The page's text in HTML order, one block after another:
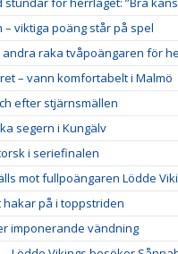
viktiga poäng står på spel
andra raka tvåpoängaren för
– vann komfortabelt i Malmö
efter stjärnsmällen
segern i Kungälv
i seriefinalen
mot fullpoängaren Lödde
hakar på i toppstriden
imponerande vändning